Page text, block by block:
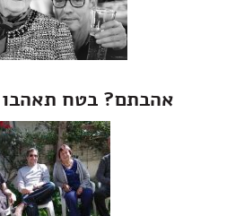
אהבתם? בטח